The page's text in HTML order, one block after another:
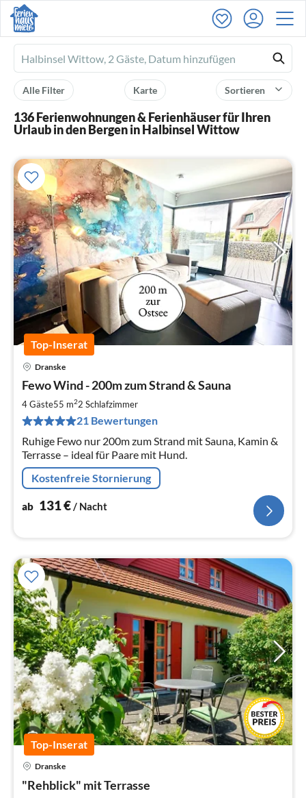
Ferienhausmiete
logo
Sortieren
Karte
Alle Filter
136 Ferienwohnungen & Ferienhäuser für Ihren
Urlaub in den Bergen in Halbinsel Wittow
Top-Inserat
Dranske
Fewo Wind - 200m zum Strand & Sauna
4 Gäste55 m22 Schlafzimmer
21 Bewertungen
Ruhige Fewo nur 200m zum Strand mit Sauna, Kamin &
Terrasse – ideal für Paare mit Hund.
Kostenfreie Stornierung
ab 131€/ Nacht
Top-Inserat
Dranske
"Rehblick" mit Terrasse